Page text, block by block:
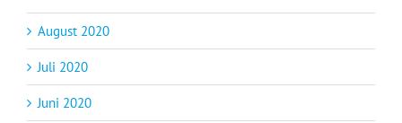
August 2020
Juli 2020
Juni 2020